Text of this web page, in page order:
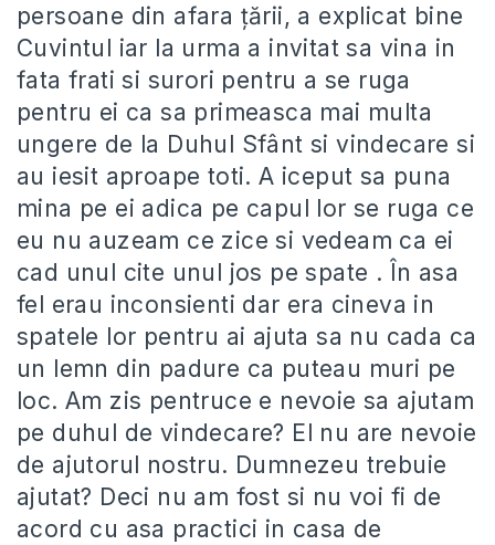
persoane din afara țării, a explicat bine
Cuvintul iar la urma a invitat sa vina in
fata frati si surori pentru a se ruga
pentru ei ca sa primeasca mai multa
ungere de la Duhul Sfânt si vindecare si
au iesit aproape toti. A iceput sa puna
mina pe ei adica pe capul lor se ruga ce
eu nu auzeam ce zice si vedeam ca ei
cad unul cite unul jos pe spate . În asa
fel erau inconsienti dar era cineva in
spatele lor pentru ai ajuta sa nu cada ca
un lemn din padure ca puteau muri pe
loc. Am zis pentruce e nevoie sa ajutam
pe duhul de vindecare? El nu are nevoie
de ajutorul nostru. Dumnezeu trebuie
ajutat? Deci nu am fost si nu voi fi de
acord cu asa practici in casa de